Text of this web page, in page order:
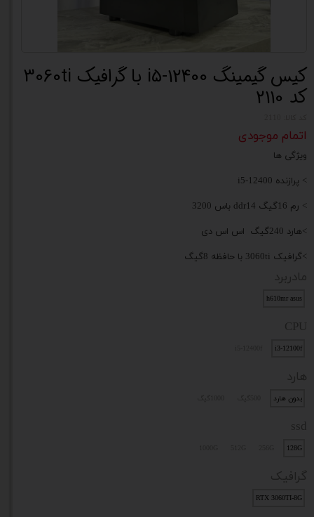
کیس گیمینگ i5-12400 با گرافیک 3060ti
کد 2110
اتمام موجودی
ویژگی ها
> پرازنده i5-12400
> رم 16گیگ ddr14 باس 3200
>هارد 240گیگ اس اس دی
>گرافیک 3060ti با حافظه 8گیگ
مادربرد
h610mr asus
CPU
i3-12100f
هارد
بدون هارد
ssd
128G
گرافیک
RTX 3060TI-8G